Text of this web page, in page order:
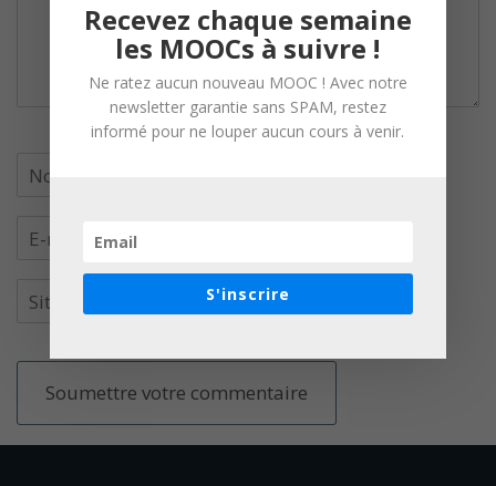
Recevez chaque semaine
les MOOCs à suivre !
Ne ratez aucun nouveau MOOC ! Avec notre
newsletter garantie sans SPAM, restez
informé pour ne louper aucun cours à venir.
S'inscrire